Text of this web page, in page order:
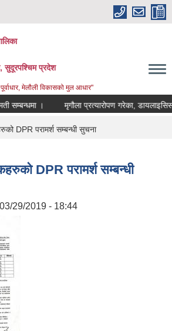
सुदूरपश्‍चिम प्रदेश
मेलौली विकासको मुल आधार"
। मृगौला प्रत्यारोपण गरेका, डायलाइसिस
DPR परामर्श सम्बन्धी सुचना
DPR परामर्श सम्बन्धी
29/2019 - 18:44